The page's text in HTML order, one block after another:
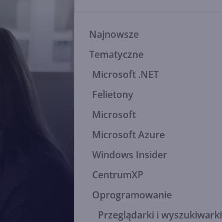
Najnowsze
Tematyczne
Microsoft .NET
Felietony
Microsoft
Microsoft Azure
Windows Insider
CentrumXP
Oprogramowanie
Przeglądarki i wyszukiwarki